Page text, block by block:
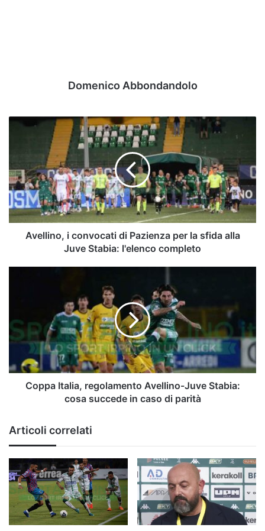
Domenico Abbondandolo
Avellino,
Pazienza
per
la
sfida
alla
Avellino, i convocati di Pazienza per la sfida alla
Juve Stabia: l'elenco completo
Juve
Stabia:
succede
in
Coppa Italia, regolamento Avellino-Juve Stabia:
cosa succede in caso di parità
Articoli correlati